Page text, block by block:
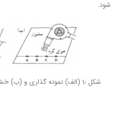
شود.
شکل ۱٫ (الف) نمونه ­گذاری و (ب) خشک کردن لکه ­ها در PC و TLC.